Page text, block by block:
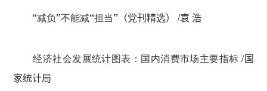
“减负”不能减“担当” （党刊精选） /袁 浩
经济社会发展统计图表：国内消费市场主要指标 /国
家统计局